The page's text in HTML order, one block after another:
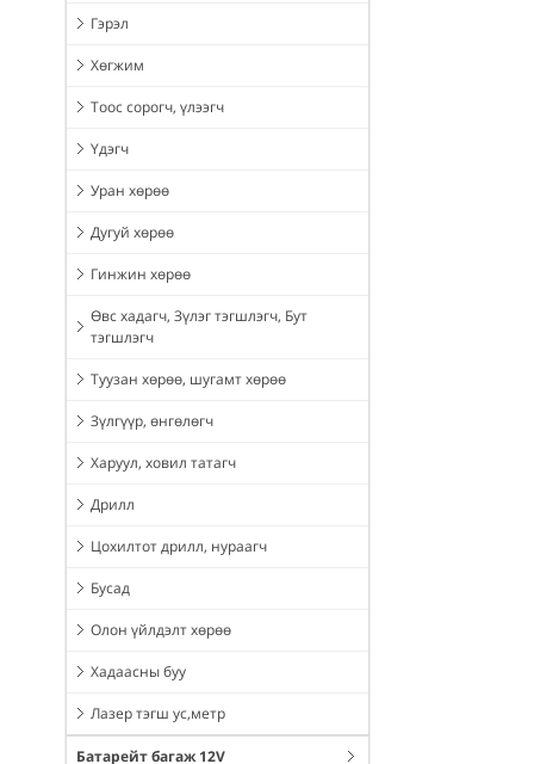
Гэрэл
Хөгжим
Тоос сорогч, үлээгч
Үдэгч
Уран хөрөө
Дугуй хөрөө
Гинжин хөрөө
Өвс хадагч, Зүлэг тэгшлэгч, Бут
тэгшлэгч
Туузан хөрөө, шугамт хөрөө
Зүлгүүр, өнгөлөгч
Харуул, ховил татагч
Дрилл
Цохилтот дрилл, нураагч
Бусад
Олон үйлдэлт хөрөө
Хадаасны буу
Лазер тэгш ус,метр
Батарейт багаж 12V